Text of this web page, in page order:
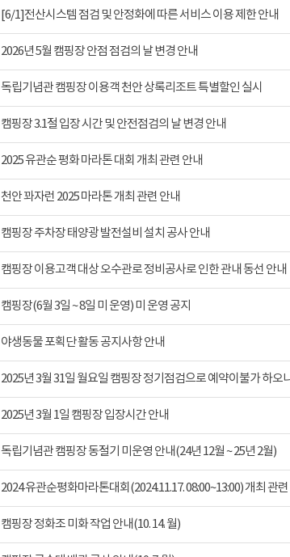
[6/1]전산시스템 점검 및 안정화에 따른 서비스 이용 제한 안내
2026년 5월 캠핑장 안점 점검의 날 변경 안내
독립기념관 캠핑장 이용객 천안 상록리조트 특별할인 실시
캠핑장 3.1절 입장 시간 및 안전점검의 날 변경 안내
2025 유관순 평화 마라톤 대회 개최 관련 안내
천안 꽈자런 2025 마라톤 개최 관련 안내
캠핑장 주차장 태양광 발전설비 설치 공사 안내
캠핑장 이용고객 대상 오수관로 정비공사로 인한 관내 동선 안내
캠핑장(6월 3일 ~ 8일 미 운영) 미 운영 공지
야생동물 포획단 활동 공지사항 안내
2025년 3월 31일 월요일 캠핑장 정기점검으로 예약이불가 하오
2025년 3월 1일 캠핑장 입장시간 안내
독립기념관 캠핑장 동절기 미운영 안내(24년 12월 ~ 25년 2월)
2024 유관순평화마라톤대회(2024.11.17. 08:00~13:00) 개최 관련
캠핑장 정화조 미화 작업 안내(10. 14. 월)